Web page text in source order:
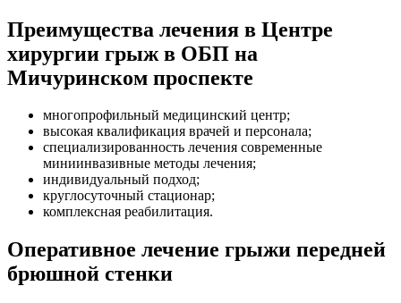
Преимущества лечения в Центре
хирургии грыж в ОБП на
Мичуринском проспекте
многопрофильный медицинский центр;
высокая квалификация врачей и персонала;
специализированность лечения современные
миниинвазивные методы лечения;
индивидуальный подход;
круглосуточный стационар;
комплексная реабилитация.
Оперативное лечение грыжи передней
брюшной стенки